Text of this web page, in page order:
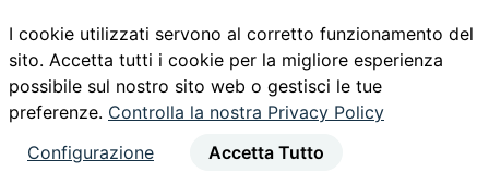
00876220633 - PEC ateneo@pec.unina.it
youtube instagramfacebook
I cookie utilizzati servono al corretto funzionamento del
sito. Accetta tutti i cookie per la migliore esperienza
possibile sul nostro sito web o gestisci le tue
preferenze. Controlla la nostra Privacy Policy
Configurazione
Accetta Tutto